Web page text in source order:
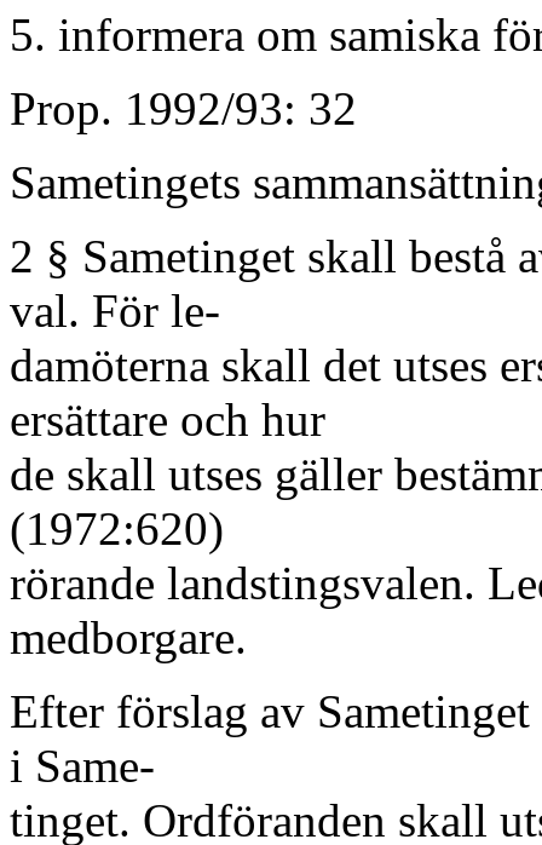
5. informera om samiska
Prop. 1992/93: 32
Sametingets
2 § Sametinget skall bestå
val. För le-
damöterna skall det utses
ersättare och hur
de skall utses gäller
(1972:620)
rörande landstingsvalen.
medborgare.
Efter förslag av
i Same-
tinget. Ordföranden skall